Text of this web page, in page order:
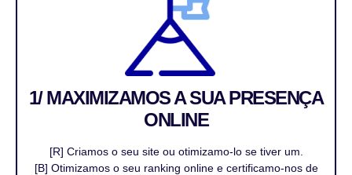
1/ MAXIMIZAMOS A SUA PRESENÇA
ONLINE
[R] Criamos o seu site ou otimizamo-lo se tiver um.
[B] Otimizamos o seu ranking online e certificamo-nos de